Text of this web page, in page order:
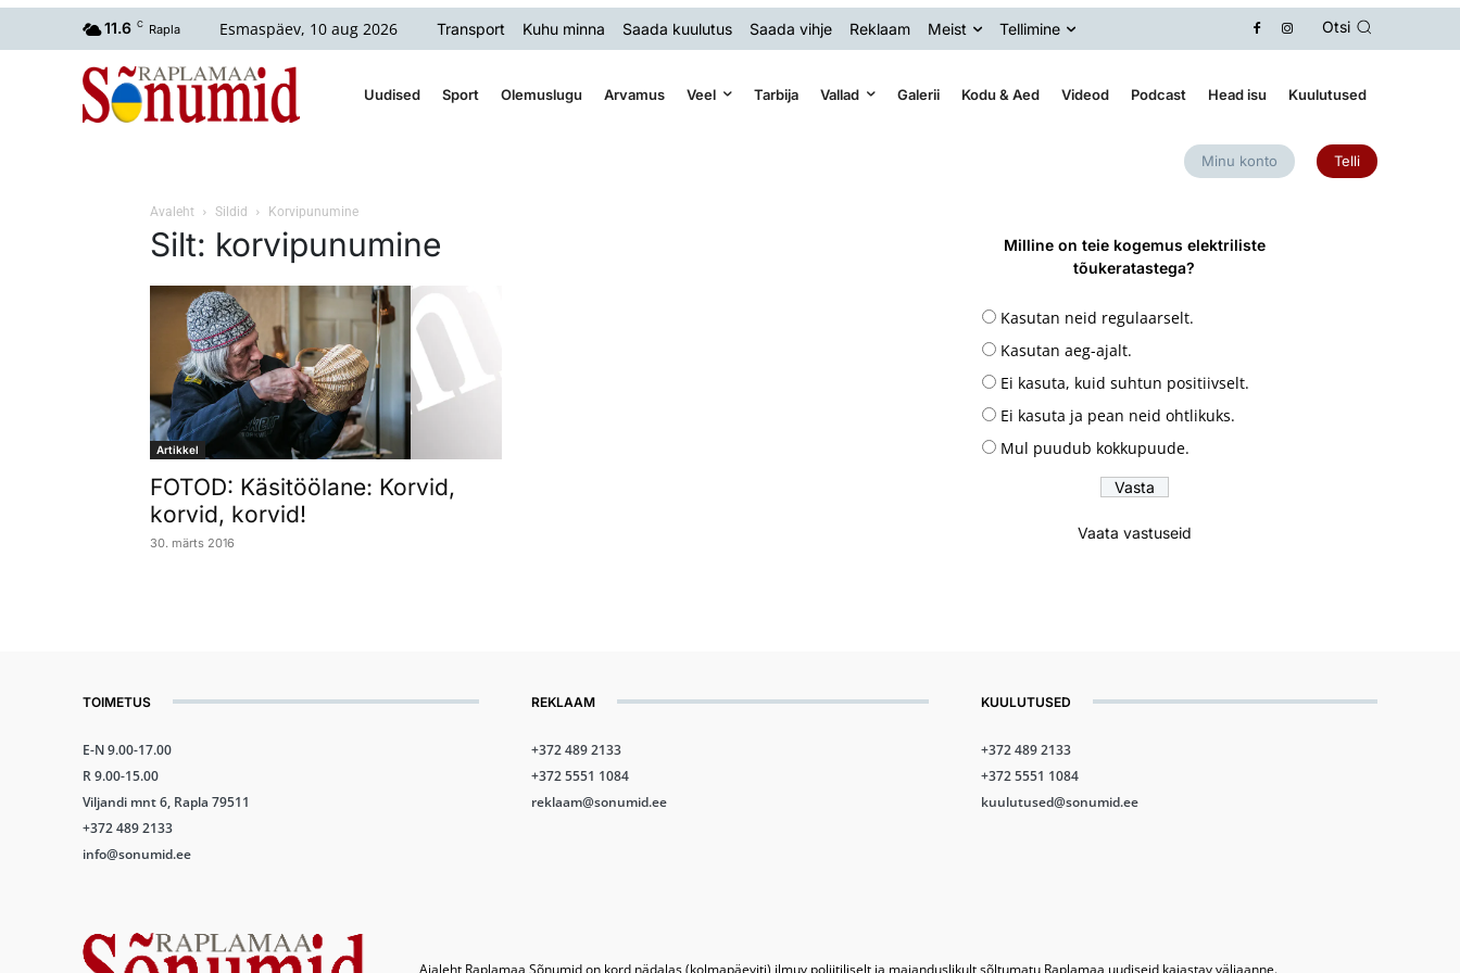
11.6 C Rapla Esmaspäev, 10 aug 2026 Transport Kuhu minna Saada kuulutus Saada vihje Reklaam Meist Tellimine Otsi
Uudised Sport Olemuslugu Arvamus Veel Tarbija Vallad Galerii Kodu & Aed Videod Podcast Head isu Kuulutused
Minu konto Telli
Avaleht Sildid Korvipunumine
Silt: korvipunumine
Artikkel
FOTOD: Käsitöölane: Korvid,
korvid, korvid!
30. märts 2016
Milline on teie kogemus elektriliste
tõukeratastega?
Kasutan neid regulaarselt.
Kasutan aeg-ajalt.
Ei kasuta, kuid suhtun positiivselt.
Ei kasuta ja pean neid ohtlikuks.
Mul puudub kokkupuude.
Vaata vastuseid
TOIMETUS
E-N 9.00-17.00
R 9.00-15.00
Viljandi mnt 6, Rapla 79511
+372 489 2133
info@sonumid.ee
REKLAAM
+372 489 2133
+372 5551 1084
reklaam@sonumid.ee
KUULUTUSED
+372 489 2133
+372 5551 1084
kuulutused@sonumid.ee
Ajaleht Raplamaa Sõnumid on kord nädalas (kolmapäeviti) ilmuv poliitiliselt ja majanduslikult sõltumatu Raplamaa uudiseid kajastav väljaanne.